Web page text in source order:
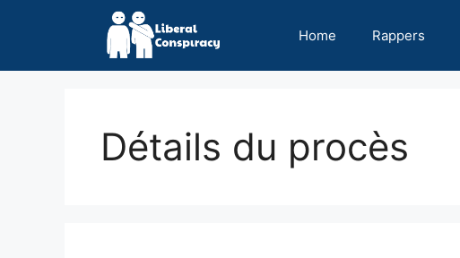
Home Rappers
Détails du procès